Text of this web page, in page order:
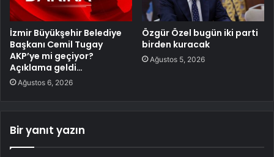
İzmir Büyükşehir Belediye
Başkanı Cemil Tugay
AKP’ye mi geçiyor?
Açıklama geldi…
Ağustos 6, 2026
Özgür Özel bugün iki parti
birden kuracak
Ağustos 5, 2026
Bir yanıt yazın